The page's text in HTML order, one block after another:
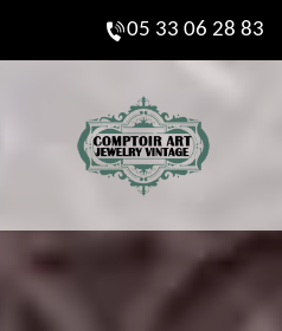
05 33 06 28 83